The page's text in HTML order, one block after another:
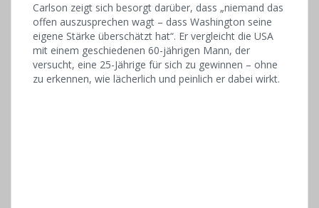
Carlson zeigt sich besorgt darüber, dass „niemand das
offen auszusprechen wagt – dass Washington seine
eigene Stärke überschätzt hat“. Er vergleicht die USA
mit einem geschiedenen 60-jährigen Mann, der
versucht, eine 25-Jährige für sich zu gewinnen – ohne
zu erkennen, wie lächerlich und peinlich er dabei wirkt.